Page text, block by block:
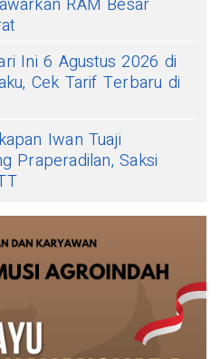
Ini 6 Agustus 2026 di
Cek Tarif Terbaru di
Iwan Tuaji
Praperadilan, Saksi